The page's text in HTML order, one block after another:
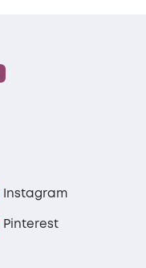
Instagram
Pinterest